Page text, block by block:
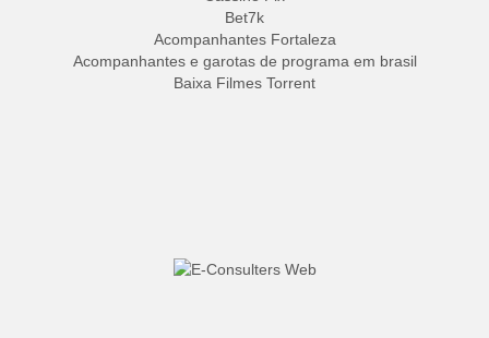
Bet7k
Acompanhantes Fortaleza
Acompanhantes e garotas de programa em brasil
Baixa Filmes Torrent